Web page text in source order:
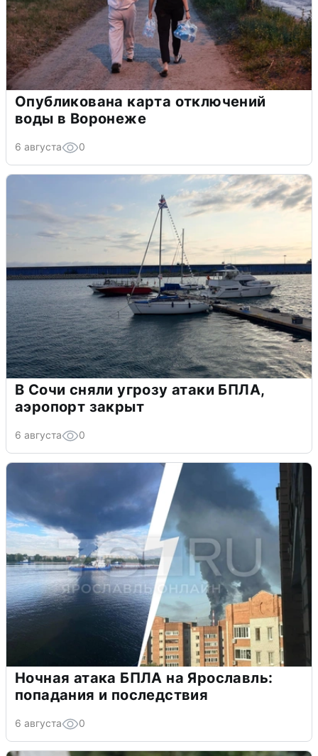
Опубликована карта отключений
воды в Воронеже
6 августа 0
В Сочи сняли угрозу атаки БПЛА,
аэропорт закрыт
6 августа 0
Ночная атака БПЛА на Ярославль:
попадания и последствия
6 августа 0